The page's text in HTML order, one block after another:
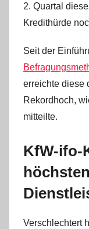
2. Quartal
Kredithürde
Seit der
erreichte diese
Rekordhoch,
mitteilte.
KfW-ifo-
Verschlechtert